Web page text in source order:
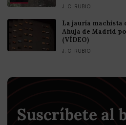
J. C. RUBIO
La jauría machista
Ahuja de Madrid
(VÍDEO)
J. C. RUBIO
Suscríbete al